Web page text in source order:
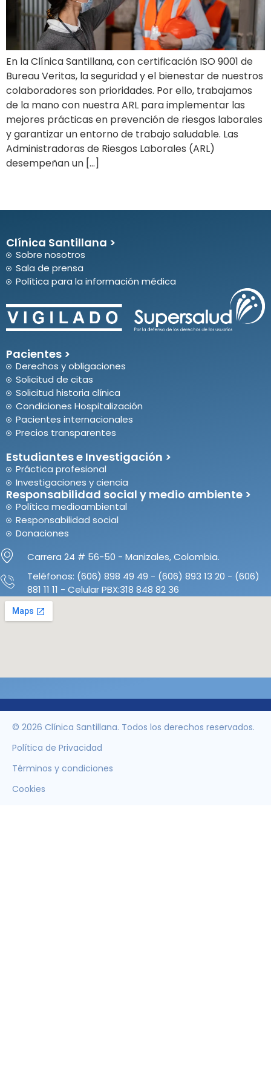
En la Clínica Santillana, con certificación ISO 9001 de
Bureau Veritas, la seguridad y el bienestar de nuestros
colaboradores son prioridades. Por ello, trabajamos
de la mano con nuestra ARL para implementar las
mejores prácticas en prevención de riesgos laborales
y garantizar un entorno de trabajo saludable. Las
Administradoras de Riesgos Laborales (ARL)
desempeñan un […]
Clínica Santillana >
Sobre nosotros
Sala de prensa
Política para la información médica
Pacientes >
Derechos y obligaciones
Solicitud de citas
Solicitud historia clínica
Condiciones Hospitalización
Pacientes internacionales
Precios transparentes
Estudiantes e Investigación >
Práctica profesional
Investigaciones y ciencia
Responsabilidad social y medio ambiente >
Política medioambiental
Responsabilidad social
Donaciones
Carrera 24 # 56-50 - Manizales, Colombia.
Teléfonos: (606) 898 49 49 - (606) 893 13 20 - (606)
881 11 11 - Celular PBX:318 848 82 36
© 2026 Clínica Santillana. Todos los derechos reservados.
Política de Privacidad
Términos y condiciones
Cookies